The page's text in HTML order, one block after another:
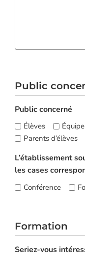
Public
Public concerné
Élèves
Parents d’élèves
L’établissement
les cases
Conférence
Formation
Seriez-vous